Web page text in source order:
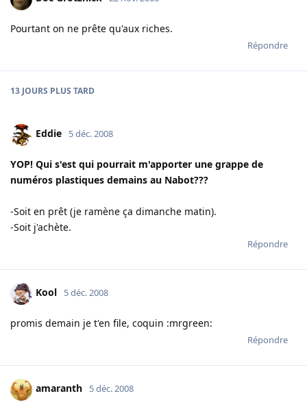
Pourtant on ne prête qu'aux riches.
Répondre
13 JOURS PLUS TARD
Eddie 5 déc. 2008
YOP! Qui s'est qui pourrait m'apporter une grappe de
numéros plastiques demains au Nabot???
-Soit en prêt (je ramène ça dimanche matin).
-Soit j'achète.
Répondre
Kool 5 déc. 2008
promis demain je t'en file, coquin :mrgreen:
Répondre
amaranth 5 déc. 2008